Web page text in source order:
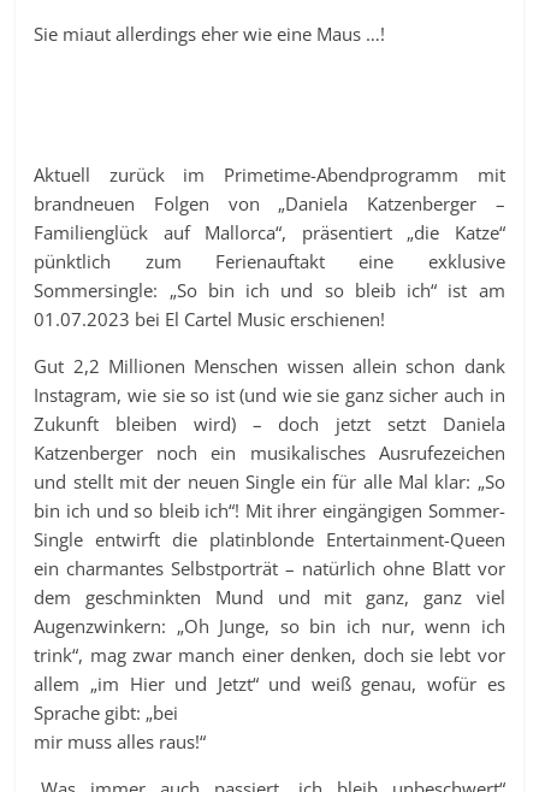
Sie miaut allerdings eher wie eine Maus …!
Aktuell zurück im Primetime-Abendprogramm mit
brandneuen Folgen von „Daniela Katzenberger –
Familienglück auf Mallorca“, präsentiert „die Katze“
pünktlich zum Ferienauftakt eine exklusive
Sommersingle: „So bin ich und so bleib ich“ ist am
01.07.2023 bei El Cartel Music erschienen!
Gut 2,2 Millionen Menschen wissen allein schon dank
Instagram, wie sie so ist (und wie sie ganz sicher auch in
Zukunft bleiben wird) – doch jetzt setzt Daniela
Katzenberger noch ein musikalisches Ausrufezeichen
und stellt mit der neuen Single ein für alle Mal klar: „So
bin ich und so bleib ich“! Mit ihrer eingängigen Sommer-
Single entwirft die platinblonde Entertainment-Queen
ein charmantes Selbstporträt – natürlich ohne Blatt vor
dem geschminkten Mund und mit ganz, ganz viel
Augenzwinkern: „Oh Junge, so bin ich nur, wenn ich
trink“, mag zwar manch einer denken, doch sie lebt vor
allem „im Hier und Jetzt“ und weiß genau, wofür es
Sprache gibt: „bei
mir muss alles raus!“